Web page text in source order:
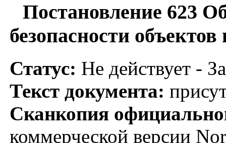
Постановление 623
безопасности
Статус: Не действует -
Текст документа:
Сканкопия
коммерческой версии